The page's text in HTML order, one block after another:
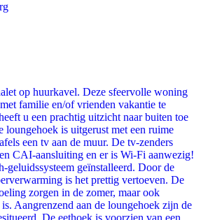
op huurkavel. Deze sfeervolle woning
familie en/of vrienden vakantie te
u een prachtig uitzicht naar buiten toe
is uitgerust met een ruime
een tv aan de muur. De tv-zenders
CAI-aansluiting en er is Wi-Fi aanwezig!
geluidssysteem geïnstalleerd. Door de
is het prettig vertoeven. De
zorgen in de zomer, maar ook
Aangrenzend aan de loungehoek zijn de